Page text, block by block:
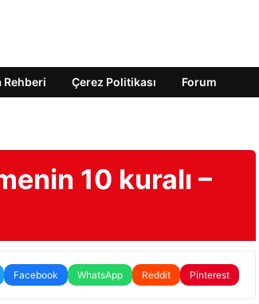
Rehberi Çerez Politikası Forum
10 kuralı –
Facebook WhatsApp Reddit Pinterest